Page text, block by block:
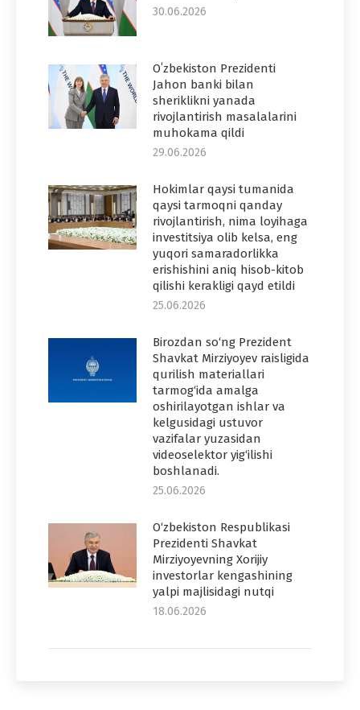
30.06.2026
Oʻzbekiston Prezidenti
Jahon banki bilan
sheriklikni yanada
rivojlantirish masalalarini
muhokama qildi
29.06.2026
Hokimlar qaysi tumanida
qaysi tarmoqni qanday
rivojlantirish, nima loyihaga
investitsiya olib kelsa, eng
yuqori samaradorlikka
erishishini aniq hisob-kitob
qilishi kerakligi qayd etildi
25.06.2026
Birozdan so‘ng Prezident
Shavkat Mirziyoyev raisligida
qurilish materiallari
tarmog‘ida amalga
oshirilayotgan ishlar va
kelgusidagi ustuvor
vazifalar yuzasidan
videoselektor yig‘ilishi
boshlanadi.
25.06.2026
O‘zbekiston Respublikasi
Prezidenti Shavkat
Mirziyoyevning Xorijiy
investorlar kengashining
yalpi majlisidagi nutqi
18.06.2026